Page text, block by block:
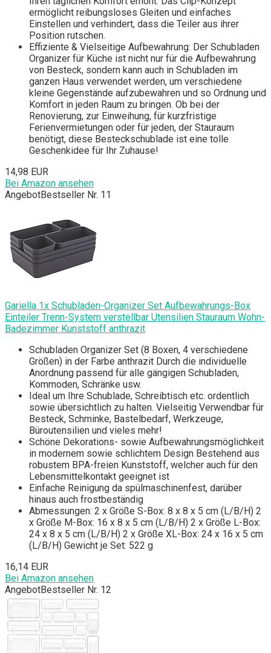
ermöglicht reibungsloses Gleiten und einfaches
Einstellen und verhindert, dass die Teiler aus ihrer
Position rutschen.
Effiziente & Vielseitige Aufbewahrung: Der Schubladen
Organizer für Küche ist nicht nur für die Aufbewahrung
von Besteck, sondern kann auch in Schubladen im
ganzen Haus verwendet werden, um verschiedene
kleine Gegenstände aufzubewahren und so Ordnung und
Komfort in jeden Raum zu bringen. Ob bei der
Renovierung, zur Einweihung, für kurzfristige
Ferienvermietungen oder für jeden, der Stauraum
benötigt, diese Besteckschublade ist eine tolle
Geschenkidee für Ihr Zuhause!
14,98 EUR
Bei Amazon ansehen
AngebotBestseller Nr. 11
Gariella 1x Schubladen-Organizer Set Aufbewahrungs-Box
Einteiler Trenn-System verstellbar Utensilien Stauraum Wohn-
Badezimmer Kunststoff anthrazit
Schubladen Organizer Set (8 Boxen, 4 verschiedene
Größen) in der Farbe anthrazit Durch die individuelle
Anordnung passend für alle gängigen Schubladen,
Kommoden, Schränke usw.
Ideal um Ihre Schublade, Schreibtisch etc. ordentlich
sowie übersichtlich zu halten. Vielseitig Verwendbar für
Besteck, Schminke, Bastelbedarf, Werkzeuge,
Büroutensilien und vieles mehr!
Schöne Dekorations- sowie Aufbewahrungsmöglichkeit
in modernem sowie schlichtem Design Bestehend aus
robustem BPA-freien Kunststoff, welcher auch für den
Lebensmittelkontakt geeignet ist
Einfache Reinigung da spülmaschinenfest, darüber
hinaus auch frostbeständig
Abmessungen: 2 x Größe S-Box: 8 x 8 x 5 cm (L/B/H) 2
x Größe M-Box: 16 x 8 x 5 cm (L/B/H) 2 x Größe L-Box:
24 x 8 x 5 cm (L/B/H) 2 x Größe XL-Box: 24 x 16 x 5 cm
(L/B/H) Gewicht je Set: 522 g
16,14 EUR
Bei Amazon ansehen
AngebotBestseller Nr. 12